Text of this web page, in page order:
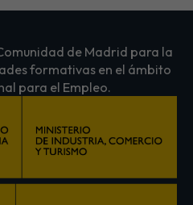
de Madrid para la
formativas en el ámbito
para el Empleo.